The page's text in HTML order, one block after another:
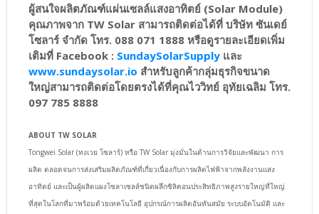
ผู้สนใจผลิตภัณฑ์แผ่นเซลล์แสงอาทิตย์ (Solar Module)
คุณภาพจาก TW Solar สามารถติดต่อได้ที่ บริษัท ซันเดย์
โซลาร์ จำกัด โทร. 088 071 1888 หรือดูรายละเอียดเพิ่ม
เติมที่ Facebook : SundaySolarSupplyและ
www.sundaysolar.io สำหรับลูกค้ากลุ่มธุรกิจขนาด
ใหญ่สามารถติดต่อโดยตรงได้ที่คุณไววิทย์ อุทัยเฉลิม โทร.
097 785 8888
ABOUT TW SOLAR
Tongwei Solar (ทงเวย โซลาร์) หรือ TW Solar มุ่งมั่นในด้านการวิจัยและพัฒนา การ
ผลิต ตลอดจนการส่งเสริมผลิตภัณฑ์ที่เกี่ยวเนื่องกับการผลิตไฟฟ้าจากพลังงานแสง
อาทิตย์ และเป็นผู้ผลิตแผงโซลาเซลล์ชนิดผลึกซิลิคอนประสิทธิภาพสูงรายใหญ่ที่ใหญ่
ที่สุดในโลกที่มาพร้อมด้วยเทคโนโลยี อุปกรณ์การผลิตอันทันสมัย ระบบอัตโนมัติ และ